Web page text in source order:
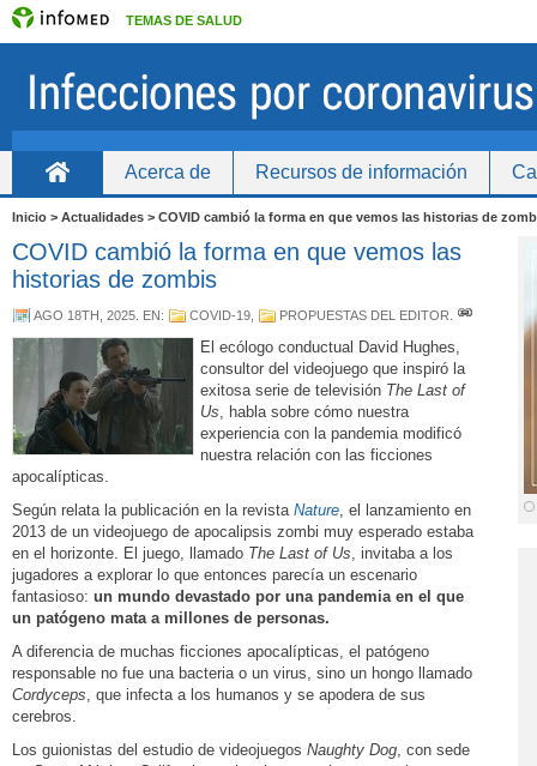
TEMAS DE SALUD
Acerca de Recursos de información
Inicio > Actualidades > COVID cambió la forma en que vemos las historias de
COVID cambió la forma en que vemos las
historias de zombis
AGO 18TH, 2025 . EN: COVID-19 PROPUESTAS DEL EDITOR
El ecólogo conductual David Hughes,
consultor del videojuego que inspiró la
exitosa serie de televisión The Last of
Us, habla sobre cómo nuestra
experiencia con la pandemia modificó
nuestra relación con las ficciones
apocalípticas.
Según relata la publicación en la revista Nature, el lanzamiento en
2013 de un videojuego de apocalipsis zombi muy esperado estaba
en el horizonte. El juego, llamado The Last of Us, invitaba a los
jugadores a explorar lo que entonces parecía un escenario
fantasioso: un mundo devastado por una pandemia en el que
un patógeno mata a millones de personas.
A diferencia de muchas ficciones apocalípticas, el patógeno
responsable no fue una bacteria o un virus, sino un hongo llamado
Cordyceps, que infecta a los humanos y se apodera de sus
cerebros.
Los guionistas del estudio de videojuegos Naughty Dog, con sede